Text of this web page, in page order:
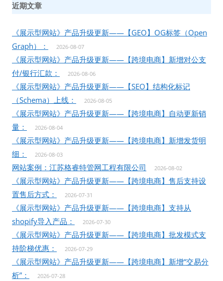
近期文章
《展示型网站》产品升级更新——【GEO】OG标签（Open
Graph）：
2026-08-07
《展示型网站》产品升级更新——【跨境电商】新增对公支
付/银行汇款：
2026-08-06
《展示型网站》产品升级更新——【SEO】结构化标记
（Schema）上线：
2026-08-05
《展示型网站》产品升级更新——【跨境电商】自动更新销
量：
2026-08-04
《展示型网站》产品升级更新——【跨境电商】新增发货明
细：
2026-08-03
网站案例：江苏格睿特管网工程有限公司 2026-08-02
《展示型网站》产品升级更新——【跨境电商】售后支持设
置售后方式：
2026-07-31
《展示型网站》产品升级更新——【跨境电商】支持从
shopify导入产品：
2026-07-30
《展示型网站》产品升级更新——【跨境电商】批发模式支
持阶梯优惠：
2026-07-29
《展示型网站》产品升级更新——【跨境电商】新增“交易分
析”：
2026-07-28